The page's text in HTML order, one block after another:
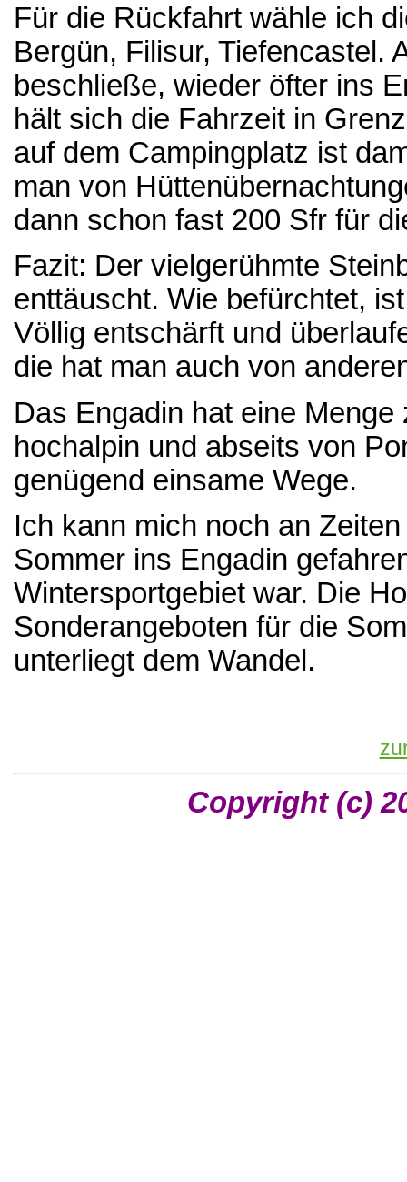
Für die Rückfahrt wähle ich
Bergün, Filisur, Tiefencastel.
beschließe, wieder öfter ins
hält sich die Fahrzeit in
auf dem Campingplatz ist
man von
dann schon fast 200 Sfr für
Fazit: Der vielgerühmte
enttäuscht. Wie befürchtet,
Völlig entschärft und
die hat man auch von
Das Engadin hat eine
hochalpin und abseits von
genügend einsame Wege.
Ich kann mich noch an
Sommer ins Engadin
Wintersportgebiet war. Die
Sonderangeboten für die
unterliegt dem Wandel.
Copyright (c)